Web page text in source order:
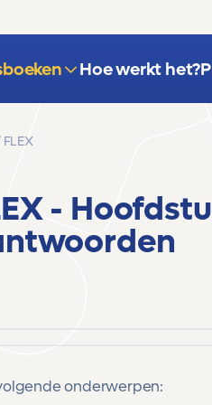
Hoe werkt het?
-
onderwerpen: